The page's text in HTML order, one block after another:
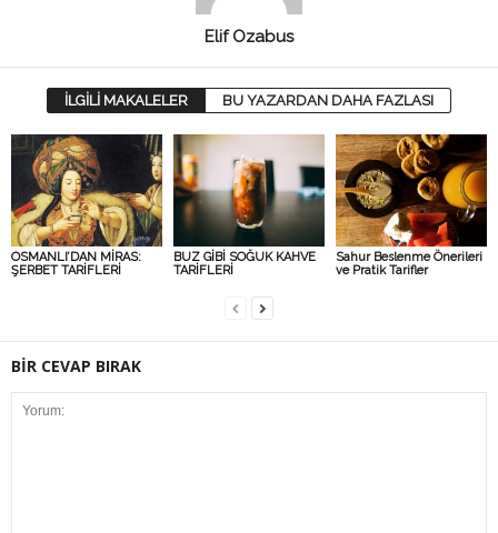
Elif Ozabus
İLGİLİ MAKALELER BU YAZARDAN DAHA FAZLASI
OSMANLI’DAN MİRAS:
ŞERBET TARİFLERİ
BUZ GİBİ SOĞUK KAHVE
TARİFLERİ
Sahur Beslenme Önerileri
ve Pratik Tarifler
BİR CEVAP BIRAK